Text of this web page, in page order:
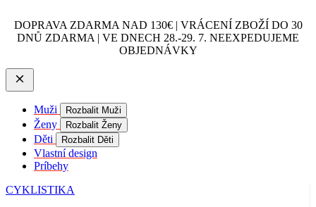
DOPRAVA ZDARMA NAD 130€ | VRÁCENÍ ZBOŽÍ DO 30
DNŮ ZDARMA | VE DNECH 28.-29. 7. NEEXPEDUJEME
OBJEDNÁVKY
Muži Rozbalit Muži
Ženy Rozbalit Ženy
Děti Rozbalit Děti
Vlastní design
Príbehy
CYKLISTIKA